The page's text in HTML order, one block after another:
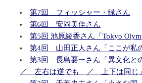
第7回 フィッシャー・緑さん
第6回 安岡美佳さん
第5回 池原綾香さん「Tokyo
第4回 山田正人さん「ここが私
第3回 長島要一さん「異文化と
／ 左右は逆でも ／ 上下は同じ」